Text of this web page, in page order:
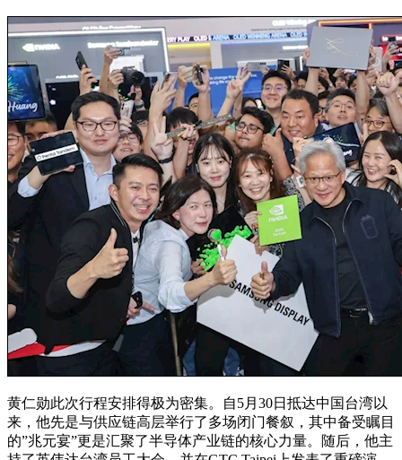
黄仁勋此次行程安排得极为密集。自5月30日抵达中国台湾以
来，他先是与供应链高层举行了多场闭门餐叙，其中备受瞩目
的”兆元宴”更是汇聚了半导体产业链的核心力量。随后，他主